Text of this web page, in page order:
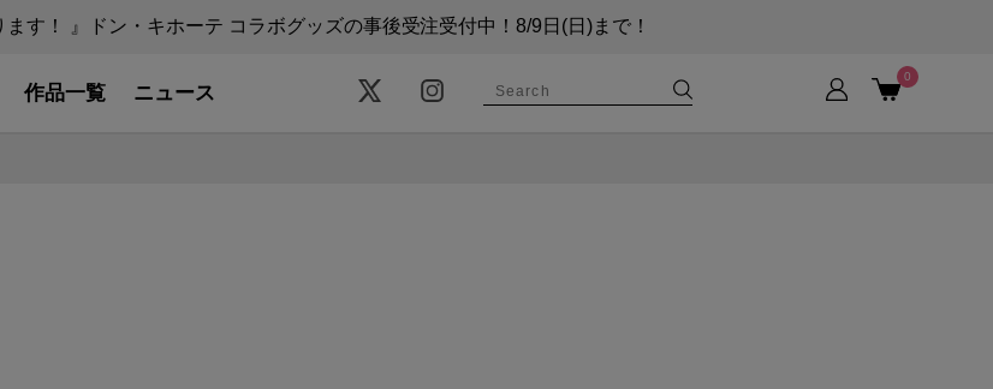
す！ 』ドン・キホーテ コラボグッズの事後受注受付中！8/9日(日)まで！
作品一覧 ニュース
0